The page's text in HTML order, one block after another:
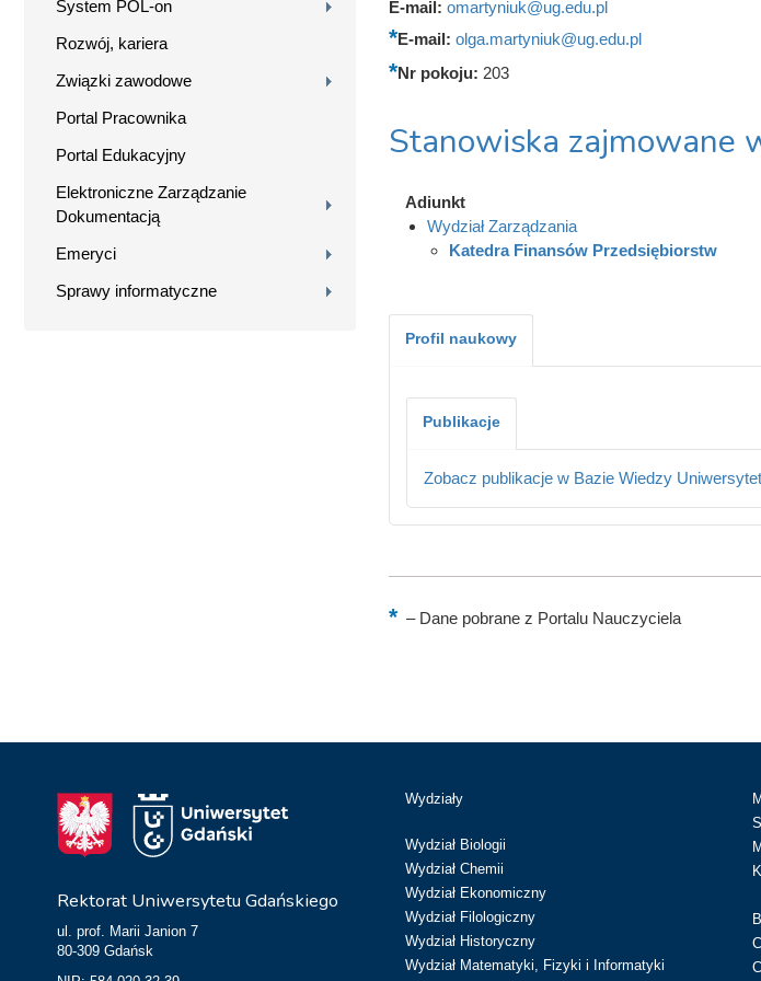
System POL-on
Rozwój, kariera
Związki zawodowe
Portal Pracownika
Portal Edukacyjny
Elektroniczne Zarządzanie
Dokumentacją
Emeryci
Sprawy informatyczne
E-mail: omartyniuk@ug.edu.pl
E-mail: olga.martyniuk@ug.edu.pl
Nr pokoju: 203
Stanowiska zajmowane
Adiunkt
Wydział Zarządzania
Katedra Finansów Przedsiębiorstw
Profil naukowy
Publikacje
Zobacz publikacje w Bazie Wiedzy
–Dane pobrane z Portalu Nauczyciela
Rektorat Uniwersytetu Gdańskiego
ul. prof. Marii Janion 7
80-309 Gdańsk
Wydziały
Wydział Biologii
Wydział Chemii
Wydział Ekonomiczny
Wydział Filologiczny
Wydział Historyczny
Wydział Matematyki, Fizyki i Informatyki